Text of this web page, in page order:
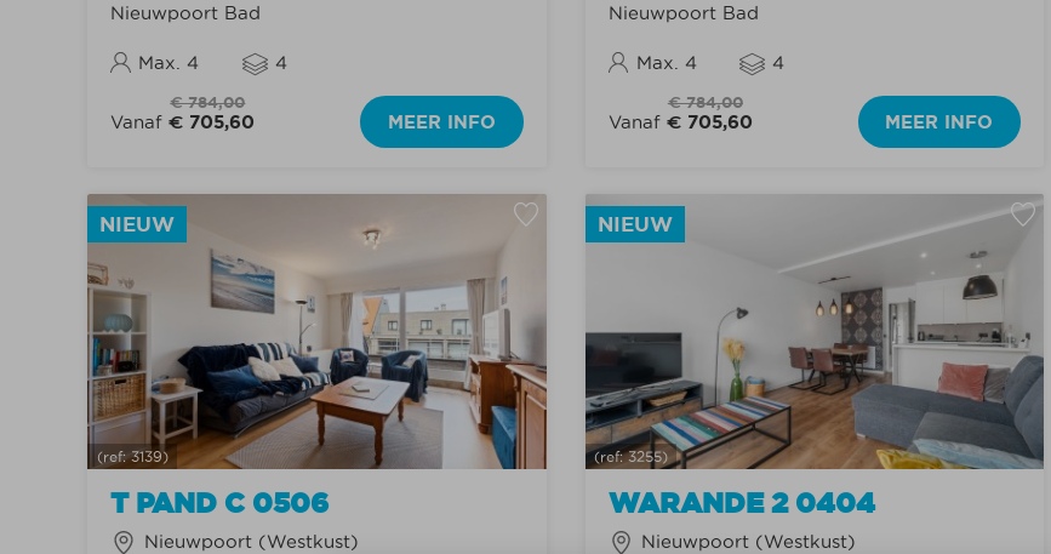
Nieuwpoort Bad
Max. 4 4
€ 784,00
Vanaf€ 705,60 MEER INFO
Nieuwpoort Bad
Max. 4 4
€ 784,00
Vanaf € 705,60 MEER INFO
T PAND C 0506
NIEUW
(ref: 3139)
Nieuwpoort (Westkust)
WARANDE 2 0404
NIEUW
(ref: 3255)
Nieuwpoort (Westkust)